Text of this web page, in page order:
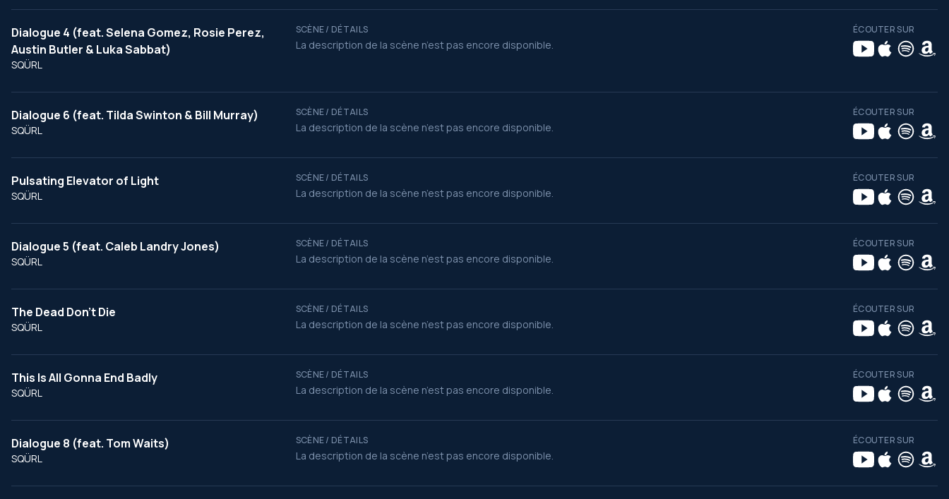
Dialogue 4 (feat. Selena Gomez, Rosie Perez,
Austin Butler & Luka Sabbat)
SQÜRL
SCÈNE / DÉTAILS
La description de la scène n’est pas encore disponible.
ÉCOUTER SUR
Dialogue 6 (feat. Tilda Swinton & Bill Murray)
SQÜRL
SCÈNE / DÉTAILS
La description de la scène n’est pas encore disponible.
ÉCOUTER SUR
Pulsating Elevator of Light
SQÜRL
SCÈNE / DÉTAILS
La description de la scène n’est pas encore disponible.
ÉCOUTER SUR
Dialogue 5 (feat. Caleb Landry Jones)
SQÜRL
SCÈNE / DÉTAILS
La description de la scène n’est pas encore disponible.
ÉCOUTER SUR
The Dead Don't Die
SQÜRL
SCÈNE / DÉTAILS
La description de la scène n’est pas encore disponible.
ÉCOUTER SUR
This Is All Gonna End Badly
SQÜRL
SCÈNE / DÉTAILS
La description de la scène n’est pas encore disponible.
ÉCOUTER SUR
Dialogue 8 (feat. Tom Waits)
SQÜRL
SCÈNE / DÉTAILS
La description de la scène n’est pas encore disponible.
ÉCOUTER SUR